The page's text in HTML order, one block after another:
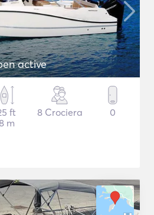
active
ft
8 m
8 Crociera 0